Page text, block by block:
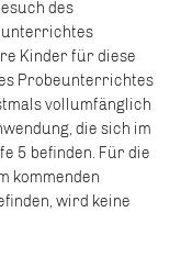
des
Kinder für diese
Probeunterrichtes
vollumfänglich
die sich im
5 befinden. Für die
kommenden
wird keine